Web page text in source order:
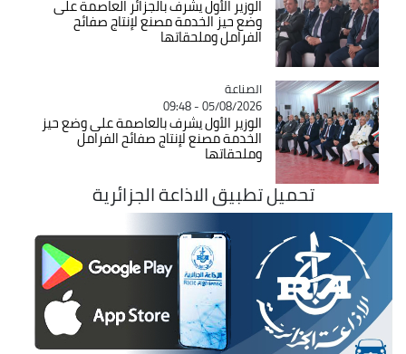
الوزير الأول يشرف بالجزائر العاصمة على
وضع حيز الخدمة مصنع لإنتاج صفائح
الفرامل وملحقاتها
Catégorie
الصناعة
05/08/2026 - 09:48
الوزير الأول يشرف بالعاصمة على وضع حيز
الخدمة مصنع لإنتاج صفائح الفرامل
وملحقاتها
تحميل تطبيق الاذاعة الجزائرية